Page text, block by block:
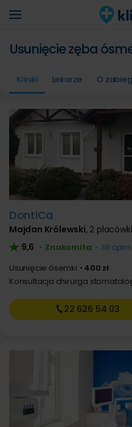
Usunięcie zęba
Kliniki Lekarze O
DontiCa
Majdan Królewski, 2
9,6 • Znakomita • 39 opinii
Usunięcie ósemki
400 zł
Konsultacja chirurga
22 626 54 03